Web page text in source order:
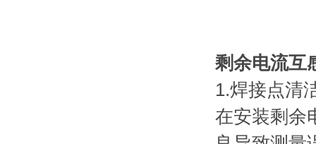
剩余电流互
1.焊接点清
在安装剩余